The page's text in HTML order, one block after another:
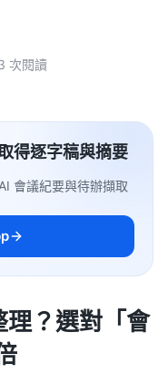
次閱讀
得逐字稿與摘要
會議紀要與待辦擷取
理？選對「會